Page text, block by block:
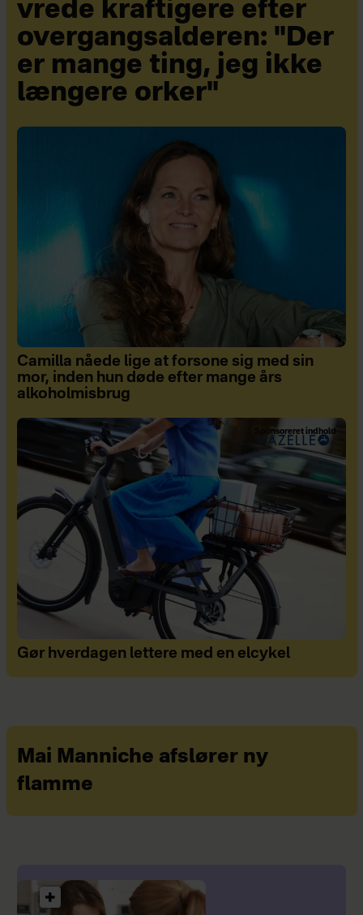
vrede kraftigere efter
overgangsalderen: "Der
er mange ting, jeg ikke
længere orker"
Camilla nåede lige at forsone sig med sin
mor, inden hun døde efter mange års
alkoholmisbrug
Sponsoreret indhold
Gør hverdagen lettere med en elcykel
Mai Manniche afslører ny
flamme